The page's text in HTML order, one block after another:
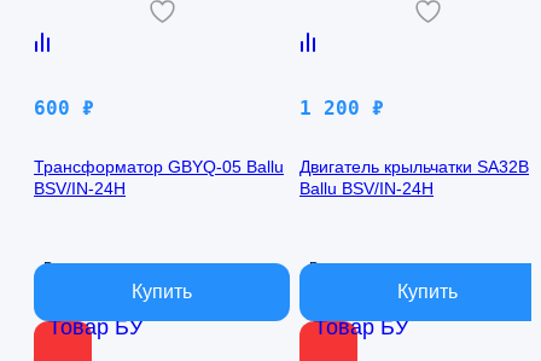
Товар БУ
600 ₽
Трансформатор GBYQ-05 Ballu
BSV/IN-24H
В наличии
Товар БУ
1 200 ₽
Двигатель крыльчатки SA32B
Ballu BSV/IN-24H
В наличии